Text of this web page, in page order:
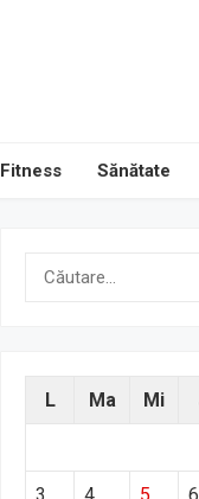
Fitness Sănătate
Caută
L Ma Mi